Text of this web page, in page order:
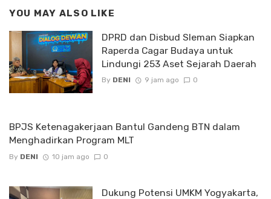
YOU MAY ALSO LIKE
DPRD dan Disbud Sleman Siapkan
Raperda Cagar Budaya untuk
Lindungi 253 Aset Sejarah Daerah
By DENI 9 jam ago 0
BPJS Ketenagakerjaan Bantul Gandeng BTN dalam
Menghadirkan Program MLT
By DENI 10 jam ago 0
Dukung Potensi UMKM Yogyakarta,